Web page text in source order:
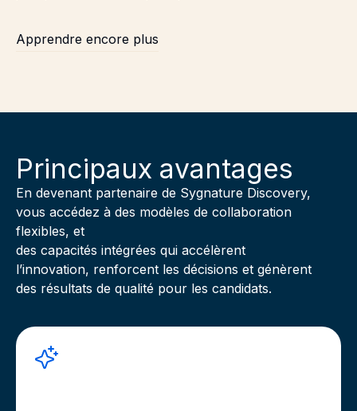
Apprendre encore plus
Principaux avantages
En devenant partenaire de Sygnature Discovery,
vous accédez à des modèles de collaboration
flexibles, et
des capacités intégrées qui accélèrent
l’innovation, renforcent les décisions et génèrent
des résultats de qualité pour les candidats.